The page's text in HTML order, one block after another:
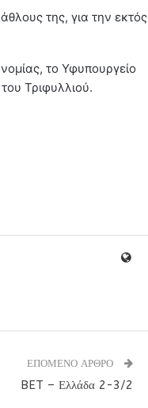
της, για την εκτός
το Υφυπουργείο
Τριφυλλιού.
ΕΠΟΜΕΝΟ ΑΡΘΡΟ
BET – Ελλάδα 2-3/2